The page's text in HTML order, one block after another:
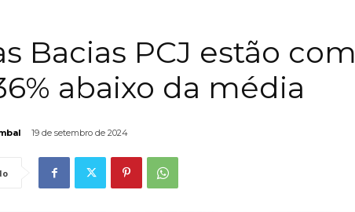
Bacias PCJ estão com
abaixo da média
19 de setembro de 2024